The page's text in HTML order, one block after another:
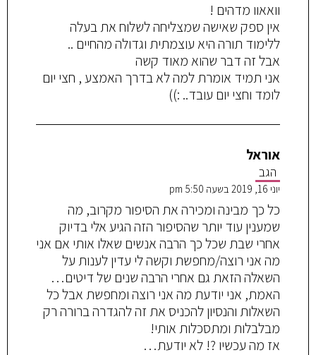
וואאוו מדהים !
אין ספק שאישה שמצליחה לשלוח את בעלה
ללימוד תורה היא עוצמתית וגדולה מהחיים ..
אבל זה דבר שהוא מאוד קשה
אני תמיד אומרת למה לא בדרך האמצע , חצי יום
לומד וחצי יום עובד.. :))
אוראל
הגב
יוני 16, 2019 בשעה 5:50 pm
כל כך מבינה ומכירה את הסיפור מקרוב, מה
שמענין עוד יותר שהסיפור הזה הגיע אלי בדיוק
אחרי שבת שכל כך הרבה אנשים שאלו אותי אם אני
מה אני רוצה/מחפשת וקשה לי עדין לענות על
השאלה הזאת גם אחרי הרבה שנים של דיטים…
האמת, אני יודעת מה אני רוצה ומחפשת אבל כל
השאלות והנסיון להכניס את זה להגדרה ברורה רק
מבלבלות ומתסכלות אותי!
אז מה עכשיו ?! לא יודעת…